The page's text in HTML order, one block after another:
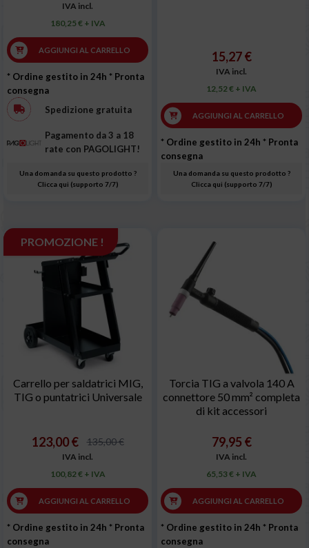
IVA incl.
180,25 € + IVA
AGGIUNGI AL CARRELLO
* Ordine gestito in 24h * Pronta
consegna
Spedizione gratuita
Pagamento da 3 a 18
rate con PAGOLIGHT!
Una domanda su questo prodotto ?
Clicca qui (supporto 7/7)
15,27 €
IVA incl.
12,52 € + IVA
AGGIUNGI AL CARRELLO
* Ordine gestito in 24h * Pronta
consegna
Una domanda su questo prodotto ?
Clicca qui (supporto 7/7)
PROMOZIONE !
Carrello per saldatrici MIG,
TIG o puntatrici Universale
123,00 € 135,00 €
IVA incl.
100,82 € + IVA
AGGIUNGI AL CARRELLO
* Ordine gestito in 24h * Pronta
consegna
Torcia TIG a valvola 140 A
connettore 50 mm² completa
di kit accessori
79,95 €
IVA incl.
65,53 € + IVA
AGGIUNGI AL CARRELLO
* Ordine gestito in 24h * Pronta
consegna